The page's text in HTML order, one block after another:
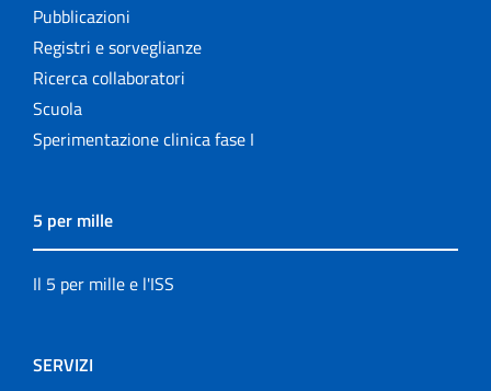
Pubblicazioni
Registri e sorveglianze
Ricerca collaboratori
Scuola
Sperimentazione clinica fase I
5 per mille
Il 5 per mille e l'ISS
SERVIZI